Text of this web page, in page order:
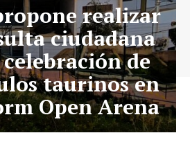
realizar
ciudadana
de
taurinos en
Open Arena